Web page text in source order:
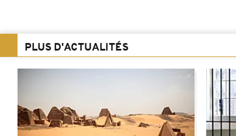
PLUS D'ACTUALITÉS